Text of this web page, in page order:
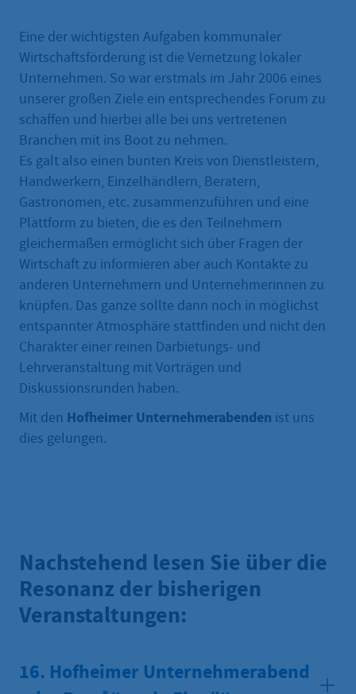
Eine der wichtigsten Aufgaben kommunaler
Wirtschaftsförderung ist die Vernetzung lokaler
Unternehmen. So war erstmals im Jahr 2006 eines
unserer großen Ziele ein entsprechendes Forum zu
schaffen und hierbei alle bei uns vertretenen
Branchen mit ins Boot zu nehmen.
Es galt also einen bunten Kreis von Dienstleistern,
Handwerkern, Einzelhändlern, Beratern,
Gastronomen, etc. zusammenzuführen und eine
Plattform zu bieten, die es den Teilnehmern
gleichermaßen ermöglicht sich über Fragen der
Wirtschaft zu informieren aber auch Kontakte zu
anderen Unternehmern und Unternehmerinnen zu
knüpfen. Das ganze sollte dann noch in möglichst
entspannter Atmosphäre stattfinden und nicht den
Charakter einer reinen Darbietungs- und
Lehrveranstaltung mit Vorträgen und
Diskussionsrunden haben.
Mit den Hofheimer Unternehmerabenden ist uns
dies gelungen.
Nachstehend lesen Sie über die
Resonanz der bisherigen
Veranstaltungen:
16. Hofheimer Unternehmerabend